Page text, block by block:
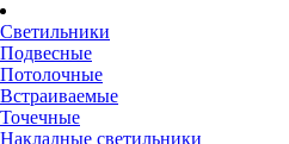
Светильники
Подвесные
Потолочные
Встраиваемые
Точечные
Накладные светильники